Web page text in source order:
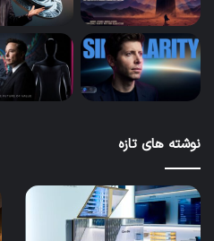
نوشته های تازه